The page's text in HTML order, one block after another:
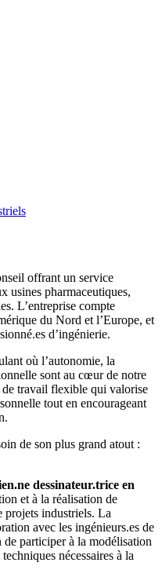
offrant un service
usines pharmaceutiques,
L’entreprise compte
du Nord et l’Europe, et
d’ingénierie.
où l’autonomie, la
sont au cœur de notre
travail flexible qui valorise
tout en encourageant
de son plus grand atout :
dessinateur.trice en
et à la réalisation de
projets industriels. La
avec les ingénieurs.es de
de participer à la modélisation
nécessaires à la